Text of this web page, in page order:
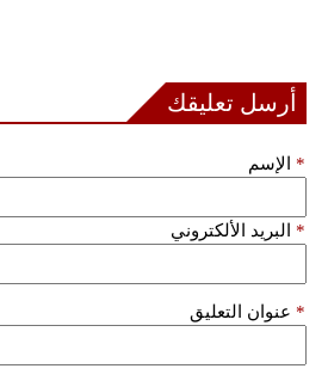
أرسل تعليقك
الإسم *
البريد الألكتروني *
عنوان التعليق *